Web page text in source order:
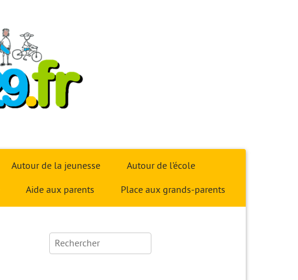
Autour de la jeunesse Autour de l’école
Aide aux parents Place aux grands-parents
Rechercher :